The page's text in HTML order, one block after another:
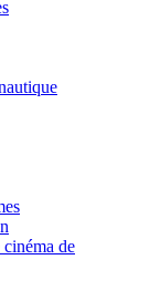
cinéma de